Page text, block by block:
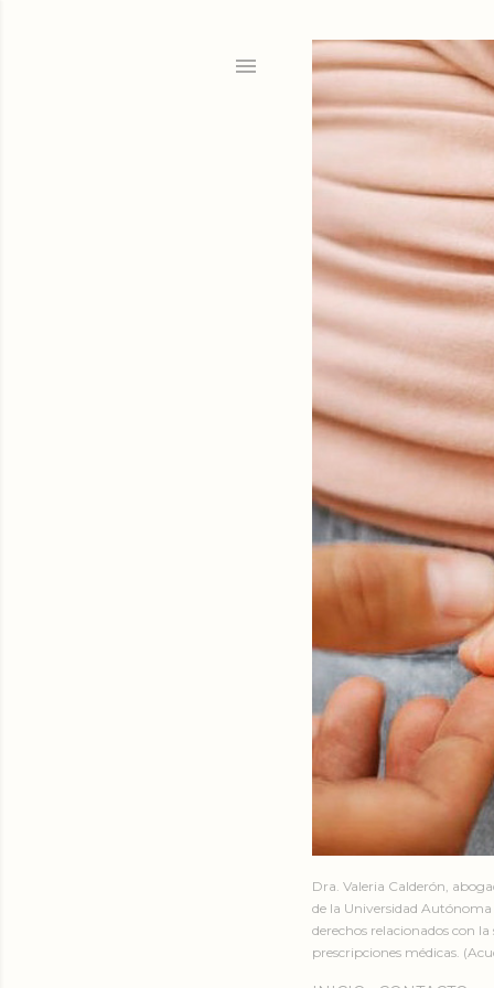
Dra. Valeria Calderón,
de la Universidad
derechos relacionados con
prescripciones médicas.